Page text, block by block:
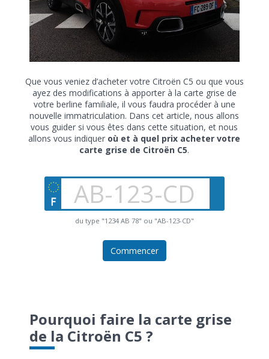
Que vous veniez d’acheter votre Citroën C5 ou que vous
ayez des modifications à apporter à la carte grise de
votre berline familiale, il vous faudra procéder à une
nouvelle immatriculation. Dans cet article, nous allons
vous guider si vous êtes dans cette situation, et nous
allons vous indiquer où et à quel prix acheter votre
carte grise de Citroën C5.
du type "1234 AB 78" ou "AB-123-CD"
Commencer
Pourquoi faire la carte grise
de la Citroën C5 ?